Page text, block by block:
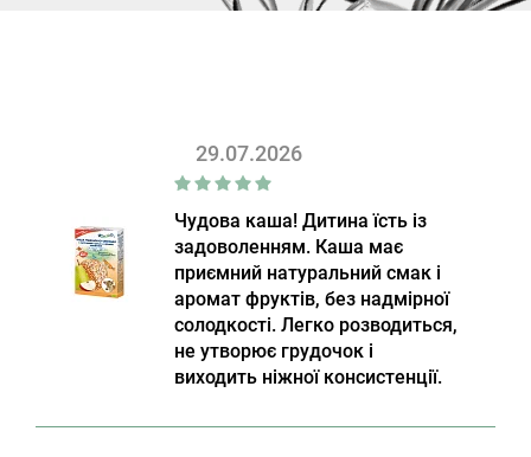
29.07.2026
Чудова каша! Дитина їсть із
задоволенням. Каша має
приємний натуральний смак і
аромат фруктів, без надмірної
солодкості. Легко розводиться,
не утворює грудочок і
виходить ніжної консистенції.